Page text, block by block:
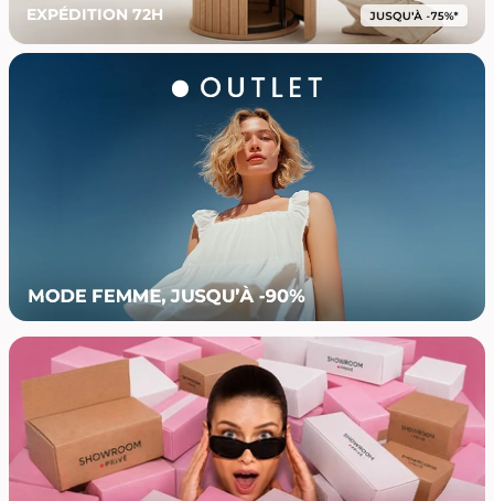
EXPÉDITION 72H